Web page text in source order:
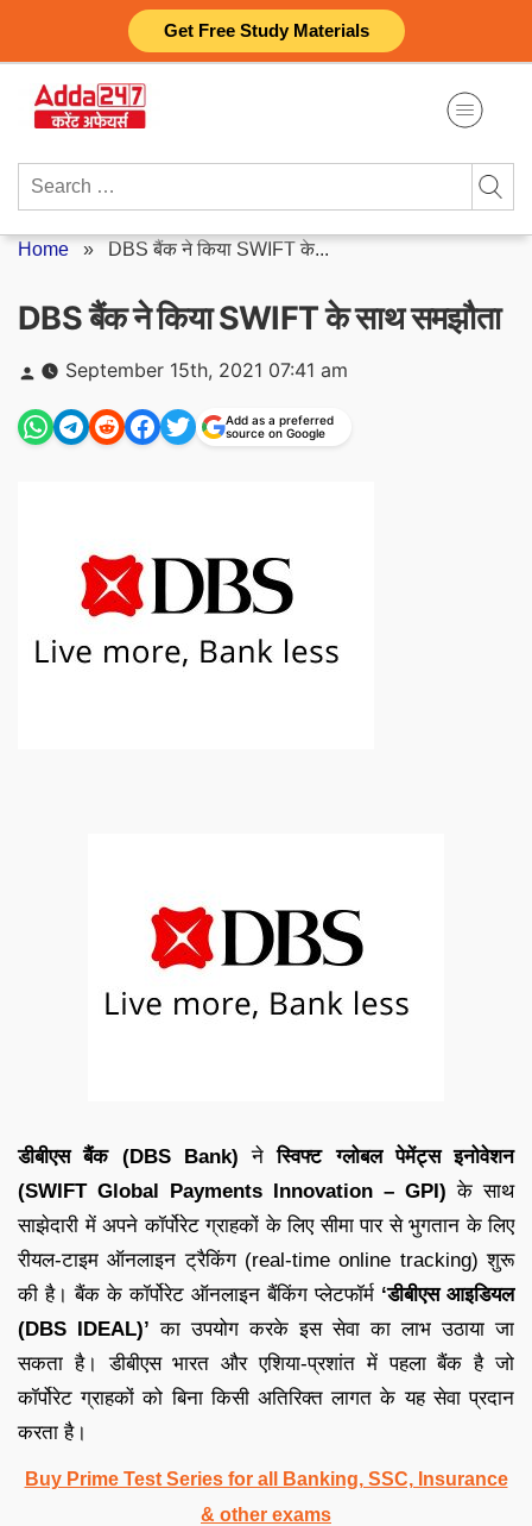
Get Free Study Materials
content
Search
Home » DBS बैंक ने किया SWIFT के...
DBS बैंक ने किया SWIFT के साथ समझौता
Posted
by
September 15th, 2021 07:41 am
Add as a preferred
source on Google
डीबीएस बैंक (DBS Bank) नेस्विफ्ट ग्लोबल पेमेंट्स इनोवेशन
(SWIFT Global Payments Innovation – GPI) के साथ
साझेदारी में अपने कॉर्पोरेट ग्राहकों के लिए सीमा पार से भुगतान के लिए
रीयल-टाइम ऑनलाइन ट्रैकिंग (real-time online tracking) शुरू
की है। बैंक के कॉर्पोरेट ऑनलाइन बैंकिंग प्लेटफॉर्म ‘डीबीएस आइडियल
(DBS IDEAL)’ का उपयोग करके इस सेवा का लाभ उठाया जा
सकता है। डीबीएस भारत और एशिया-प्रशांत में पहला बैंक है जो
कॉर्पोरेट ग्राहकों को बिना किसी अतिरिक्त लागत के यह सेवा प्रदान
करता है।
Buy Prime Test Series for all Banking, SSC, Insurance
& other exams